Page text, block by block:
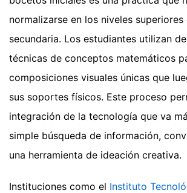
normalizarse en los niveles
secundaria. Los estudiantes utilizan
técnicas de conceptos matemáticos
composiciones visuales únicas que
sus soportes físicos. Este proceso
integración de la tecnología que va
simple búsqueda de información,
una herramienta de ideación creativa.
Instituciones como el Instituto